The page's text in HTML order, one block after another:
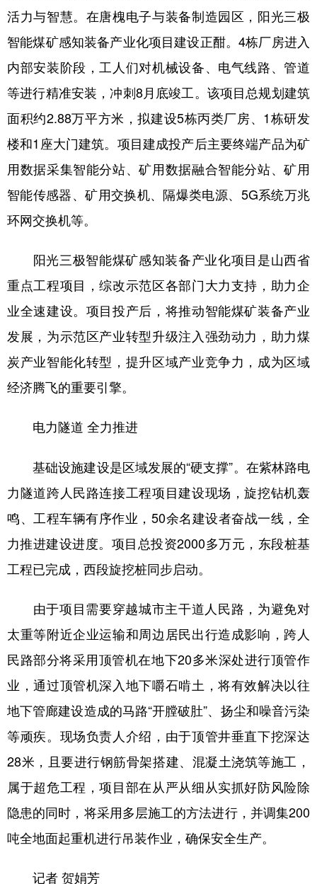
活力与智慧。在唐槐电子与装备制造园区，阳光三极
智能煤矿感知装备产业化项目建设正酣。4栋厂房进入
内部安装阶段，工人们对机械设备、电气线路、管道
等进行精准安装，冲刺8月底竣工。该项目总规划建筑
面积约2.88万平方米，拟建设5栋丙类厂房、1栋研发
楼和1座大门建筑。项目建成投产后主要终端产品为矿
用数据采集智能分站、矿用数据融合智能分站、矿用
智能传感器、矿用交换机、隔爆类电源、5G系统万兆
环网交换机等。
阳光三极智能煤矿感知装备产业化项目是山西省
重点工程项目，综改示范区各部门大力支持，助力企
业全速建设。项目投产后，将推动智能煤矿装备产业
发展，为示范区产业转型升级注入强劲动力，助力煤
炭产业智能化转型，提升区域产业竞争力，成为区域
经济腾飞的重要引擎。
电力隧道 全力推进
基础设施建设是区域发展的“硬支撑”。在紫林路电
力隧道跨人民路连接工程项目建设现场，旋挖钻机轰
鸣、工程车辆有序作业，50余名建设者奋战一线，全
力推进建设进度。项目总投资2000多万元，东段桩基
工程已完成，西段旋挖桩同步启动。
由于项目需要穿越城市主干道人民路，为避免对
太重等附近企业运输和周边居民出行造成影响，跨人
民路部分将采用顶管机在地下20多米深处进行顶管作
业，通过顶管机深入地下嚼石啃土，将有效解决以往
地下管廊建设造成的马路“开膛破肚”、扬尘和噪音污染
等顽疾。现场负责人介绍，由于顶管井垂直下挖深达
28米，且要进行钢筋骨架搭建、混凝土浇筑等施工，
属于超危工程，项目部在从严从细从实抓好防风险除
隐患的同时，将采用多层施工的方法进行，并调集200
吨全地面起重机进行吊装作业，确保安全生产。
记者 贺娟芳